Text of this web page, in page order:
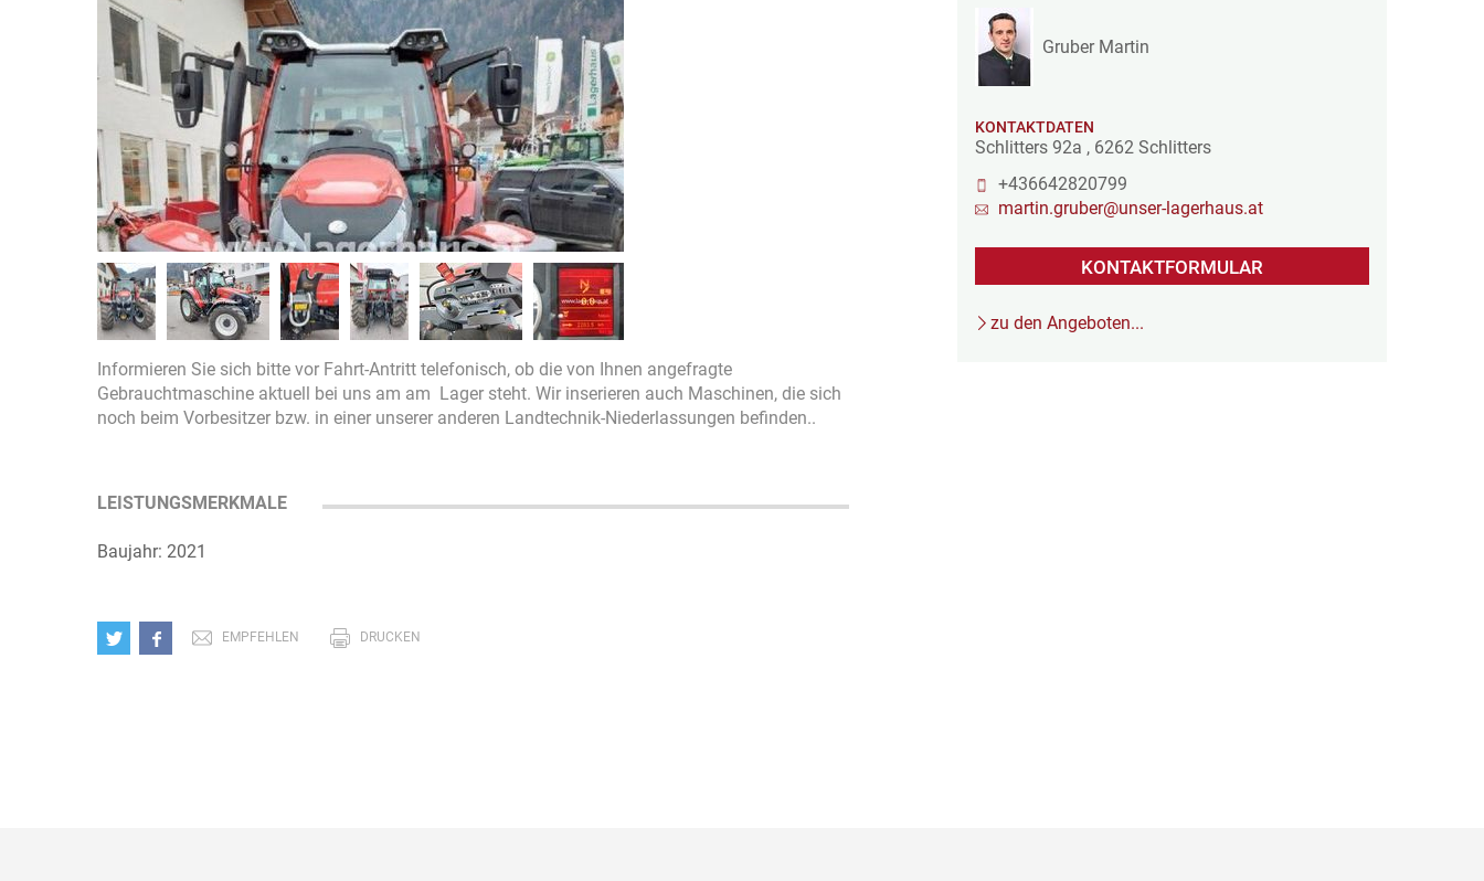
Informieren Sie sich bitte vor Fahrt-Antritt telefonisch, ob die von Ihnen angefragte
Gebrauchtmaschine aktuell bei uns am am Lager steht. Wir inserieren auch Maschinen, die sich
noch beim Vorbesitzer bzw. in einer unserer anderen Landtechnik-Niederlassungen befinden..
LEISTUNGSMERKMALE
Baujahr: 2021
EMPFEHLEN DRUCKEN
Gruber Martin
KONTAKTDATEN
Schlitters 92a , 6262 Schlitters
+436642820799
martin.gruber@unser-lagerhaus.at
KONTAKTFORMULAR
zu den Angeboten...